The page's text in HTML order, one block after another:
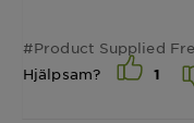
#Product Supplied
Hjälpsam?
1